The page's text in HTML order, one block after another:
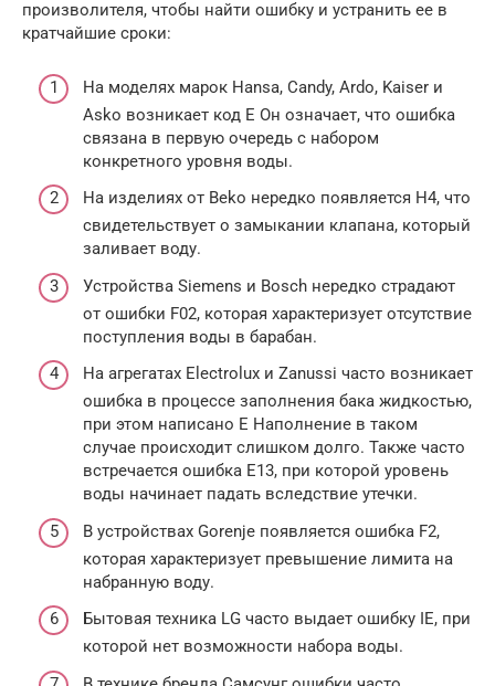
произволителя, чтобы найти ошибку и устранить ее в
кратчайшие сроки:
На моделях марок Hansa, Candy, Ardo, Kaiser и
Asko возникает код E Он означает, что ошибка
связана в первую очередь с набором
конкретного уровня воды.
На изделиях от Beko нередко появляется H4, что
свидетельствует о замыкании клапана, который
заливает воду.
Устройства Siemens и Bosch нередко страдают
от ошибки F02, которая характеризует отсутствие
поступления воды в барабан.
На агрегатах Electrolux и Zanussi часто возникает
ошибка в процессе заполнения бака жидкостью,
при этом написано E Наполнение в таком
случае происходит слишком долго. Также часто
встречается ошибка E13, при которой уровень
воды начинает падать вследствие утечки.
В устройствах Gorenje появляется ошибка F2,
которая характеризует превышение лимита на
набранную воду.
Бытовая техника LG часто выдает ошибку IE, при
которой нет возможности набора воды.